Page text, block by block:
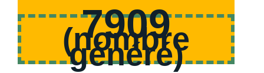
7909
(nombre
généré)